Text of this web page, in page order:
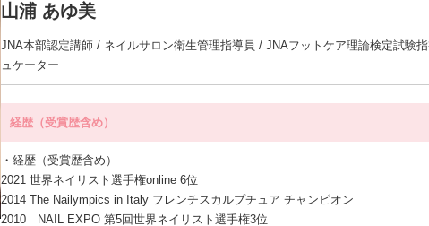
山浦 あゆ美
JNA本部認定講師 / ネイルサロン衛生管理指導員 / JNAフットケア理論検定試験
ュケーター
経歴（受賞歴含め）
・経歴（受賞歴含め）
2021 世界ネイリスト選手権online 6位
2014 The Nailympics in Italy フレンチスカルプチュア チャンピオン
2010 NAIL EXPO 第5回世界ネイリスト選手権3位